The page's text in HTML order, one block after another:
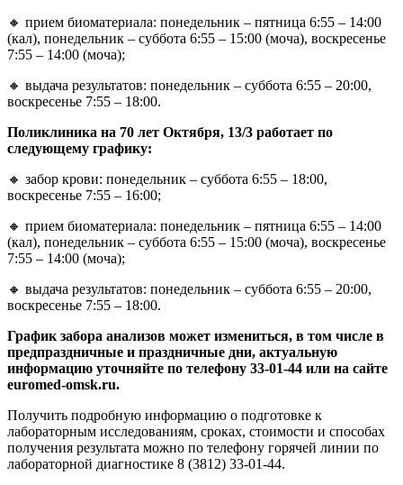
🔸 прием биоматериала: понедельник – пятница 6:55 – 14:00
(кал), понедельник – суббота 6:55 – 15:00 (моча), воскресенье
7:55 – 14:00 (моча);
🔸 выдача результатов: понедельник – суббота 6:55 – 20:00,
воскресенье 7:55 – 18:00.
Поликлиника на 70 лет Октября, 13/3 работает по
следующему графику:
🔸 забор крови: понедельник – суббота 6:55 – 18:00,
воскресенье 7:55 – 16:00;
🔸 прием биоматериала: понедельник – пятница 6:55 – 14:00
(кал), понедельник – суббота 6:55 – 15:00 (моча), воскресенье
7:55 – 14:00 (моча);
🔸 выдача результатов: понедельник – суббота 6:55 – 20:00,
воскресенье 7:55 – 18:00.
График забора анализов может измениться, в том числе в
предпраздничные и праздничные дни, актуальную
информацию уточняйте по телефону 33-01-44 или на сайте
euromed-omsk.ru.
Получить подробную информацию о подготовке к
лабораторным исследованиям, сроках, стоимости и способах
получения результата можно по телефону горячей линии по
лабораторной диагностике 8 (3812) 33-01-44.